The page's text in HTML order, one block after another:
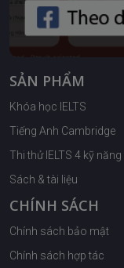
SẢN PHẨM
Khóa học IELTS
Tiếng Anh Cambridge
Thi thử IELTS 4 kỹ năng
Sách & tài liệu
CHÍNH SÁCH
Chính sách bảo mật
Chính sách hợp tác